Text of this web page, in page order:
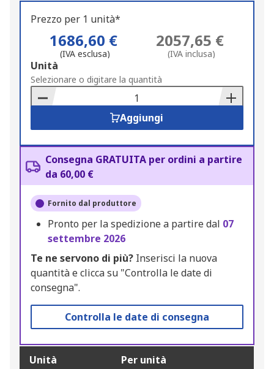
Prezzo per 1 unità*
1686,60 €
(IVA esclusa)
2057,65 €
(IVA inclusa)
Add
to
Basket
Unità
Selezionare o digitare la quantità
Aggiungi
Consegna GRATUITA per ordini a partire
da 60,00 €
Fornito dal produttore
Pronto per la spedizione a partire dal 07
settembre 2026
Te ne servono di più? Inserisci la nuova
quantità e clicca su "Controlla le date di
consegna".
Controlla le date di consegna
Unità Per unità